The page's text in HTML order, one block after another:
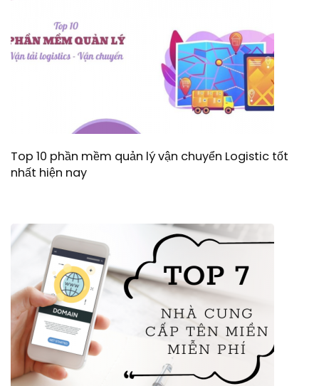
Top 10 phần mềm quản lý vận chuyển Logistic tốt
nhất hiện nay